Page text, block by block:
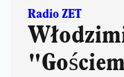
Radio ZET